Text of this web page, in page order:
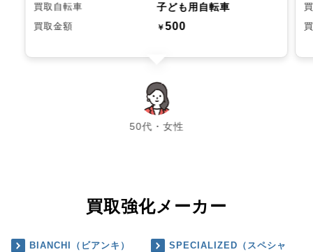
買取自転車 子ども用自転車
買取金額 ￥500
50代・女性
chevron_left chevron_right
買取強化メーカー
BIANCHI（ビアンキ）
SPECIALIZED（スペシャ